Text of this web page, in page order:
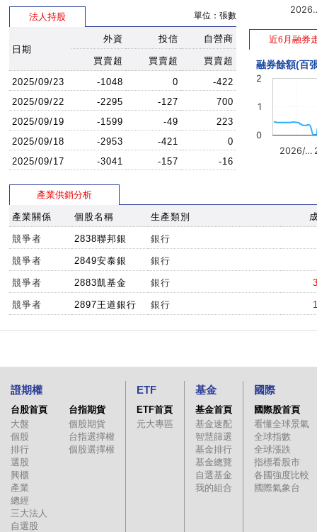
法人持股 單位：張數
日期
外資 投信 自營商
買賣超 買賣超
買賣超
2025/09/23
-1048 0
-422
2025/09/22
-2295 -127
700
2025/09/19
-1599 -49
223
2025/09/18
-2953 -421
0
2025/09/17
-3041 -157 -16
近6月融券
融券餘額(百
2026/…
0
1
2
產業供銷分析
產業關係 個股名稱 生產類別
競爭者 2838聯邦銀 銀行
競爭者 2849安泰銀 銀行
競爭者 2883凱基金 銀行
競爭者 2897王道銀行 銀行
證期權
台股首頁
大盤
個股
排行
選股
興櫃
產業
總經
三大法人
自選股
台指期貨
個股期貨
台指選擇權
個股選擇權
ETF
ETF首頁
元大專區
基金
基金首頁
基金速配
智慧篩選
基金排行
基金總覽
自選基金
我的組合
國際
國際股首頁
看懂全球景氣
全球指數
全球漲跌
指標看股市
各國強度比較
國際氣象台